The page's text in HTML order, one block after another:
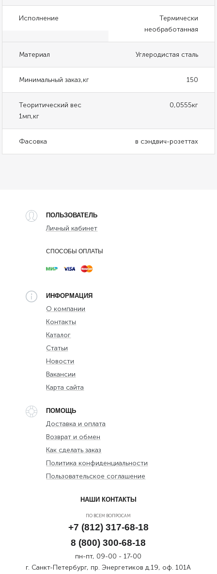
Исполнение
Термически
необработанная
Материал Углеродистая сталь
Минимальный заказ,кг 150
Теоритический вес
1мп,кг
0,0555кг
Фасовка в сэндвич-розеттах
ПОЛЬЗОВАТЕЛЬ
Личный кабинет
СПОСОБЫ ОПЛАТЫ
ИНФОРМАЦИЯ
О компании
Контакты
Каталог
Статьи
Новости
Вакансии
Карта сайта
ПОМОЩЬ
Доставка и оплата
Возврат и обмен
Как сделать заказ
Политика конфиденциальности
Пользовательское соглашение
НАШИ КОНТАКТЫ
ПО ВСЕМ ВОПРОСАМ
+7 (812) 317-68-18
8 (800) 300-68-18
пн-пт, 09-00 - 17-00
г. Санкт-Петербург, пр. Энергетиков д.19, оф. 101А